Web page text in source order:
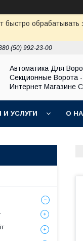
быстро
(50) 992-23-00
Автоматика Для
Секционные Ворота -
Интернет Магазине
И УСЛУГИ О